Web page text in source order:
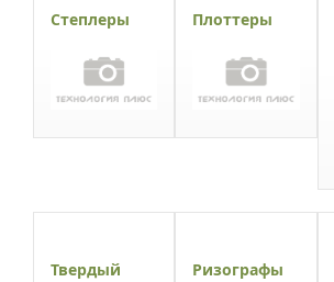
Степлеры Плоттеры
Твердый Ризографы